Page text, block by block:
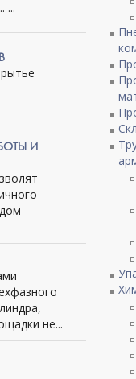
...
И
не...